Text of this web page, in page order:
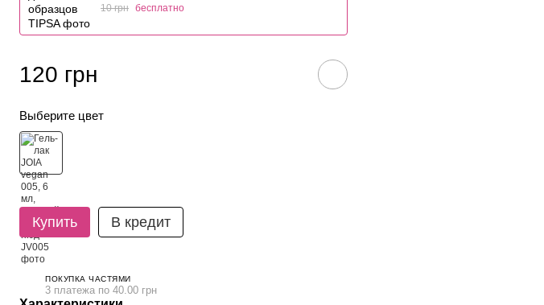
10 грн бесплатно
120 грн
Выберите цвет
Купить В кредит
ПОКУПКА ЧАСТЯМИ
3 платежа по 40.00 грн